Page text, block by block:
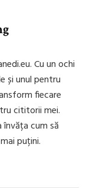
Cu un ochi
și unul pentru
fiecare
cititorii mei.
cum să
puțini.